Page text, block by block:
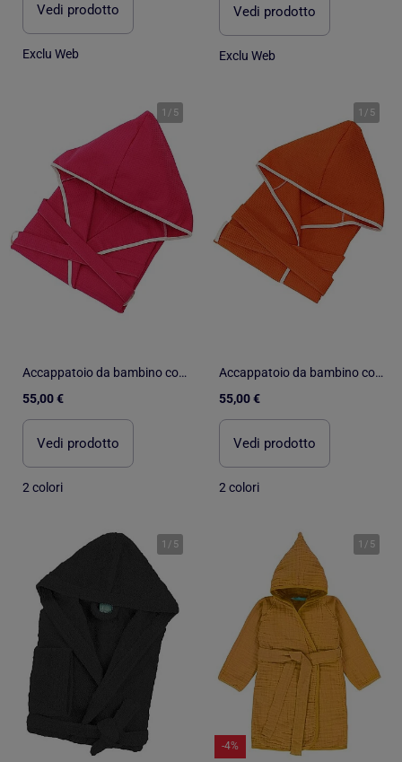
Vedi prodotto
Exclu Web
Vedi prodotto
Exclu Web
1 / 5
Accappatoio da bambino con cappuccio in cotone a nido d'ape JADOO
55,00 €
Vedi prodotto
2 colori
1 / 5
Accappatoio da bambino con cappuccio in cotone a nido d'ape JADOO
55,00 €
Vedi prodotto
2 colori
1 / 5 1 / 5
-4%